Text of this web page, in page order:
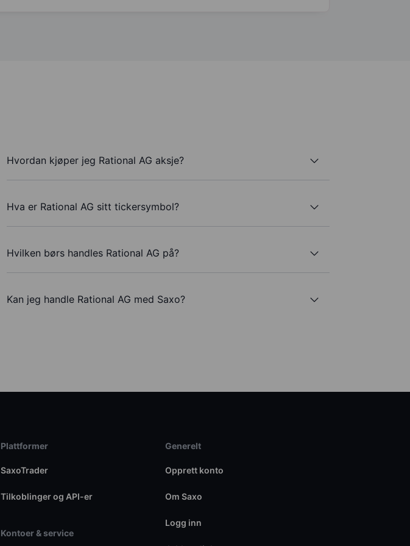
Hvordan kjøper jeg Rational AG aksje?
Hva er Rational AG sitt tickersymbol?
Hvilken børs handles Rational AG på?
Kan jeg handle Rational AG med Saxo?
Plattformer
SaxoTrader
Tilkoblinger og API-er
Kontoer & service
Generelt
Opprett konto
Om Saxo
Logg inn